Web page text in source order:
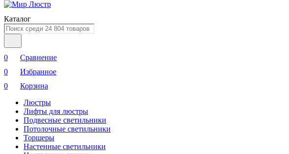
Каталог
0
Сравнение
0
Избранное
0
Корзина
Люстры
Лифты для люстры
Подвесные светильники
Потолочные светильники
Торшеры
Настенные светильники